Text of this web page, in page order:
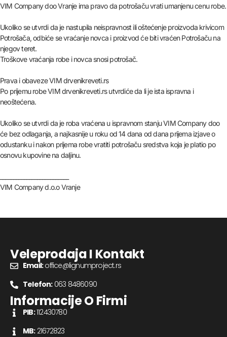
VIM Company doo Vranje ima pravo da potrošaču vrati umanjenu cenu robe.
Ukoliko se utvrdi da je nastupila neispravnost ili oštećenje proizvoda krivicom
Potrošača, odbiće se vraćanje novca i proizvod će biti vraćen Potrošaču na
njegov teret.
Troškove vraćanja robe i novca snosi potrošač.
Prava i obaveze VIM drvenikreveti.rs
Po prijemu robe VIM drvenikreveti.rs utvrdiće da li je ista ispravna i
neoštećena.
Ukoliko se utvrdi da je roba vraćena u ispravnom stanju VIM Company doo
će bez odlaganja, a najkasnije u roku od 14 dana od dana prijema izjave o
odustanku i nakon prijema robe vratiti potrošaču sredstva koja je platio po
osnovu kupovine na daljinu.
VIM Company d.o.o Vranje
Veleprodaja I Kontakt
Email:office@lignumproject.rs
Telefon:063 8486090
Informacije O Firmi
PIB:112430780
MB:21672823